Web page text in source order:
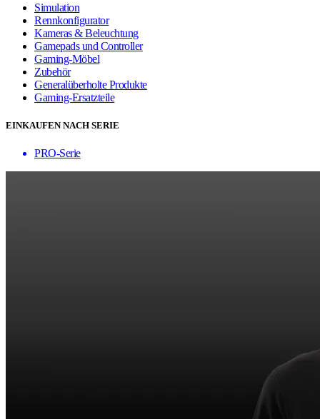
Simulation
Rennkonfigurator
Kameras & Beleuchtung
Gamepads und Controller
Gaming-Möbel
Zubehör
Generalüberholte Produkte
Gaming-Ersatzteile
EINKAUFEN NACH SERIE
PRO-Serie